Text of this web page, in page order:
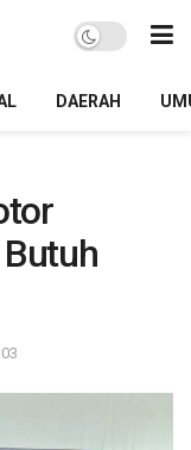
DAERAH